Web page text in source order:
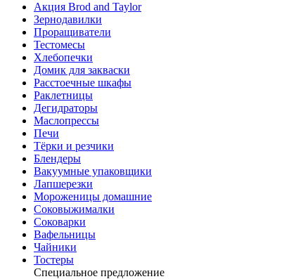
Акция Brod and Taylor
Зернодавилки
Проращиватели
Тестомесы
Хлебопечки
Домик для закваски
Расстоечные шкафы
Раклетницы
Дегидраторы
Маслопрессы
Печи
Тёрки и резчики
Блендеры
Вакуумные упаковщики
Лапшерезки
Мороженицы домашние
Соковыжималки
Соковарки
Вафельницы
Чайники
Тостеры
Специальное предложение